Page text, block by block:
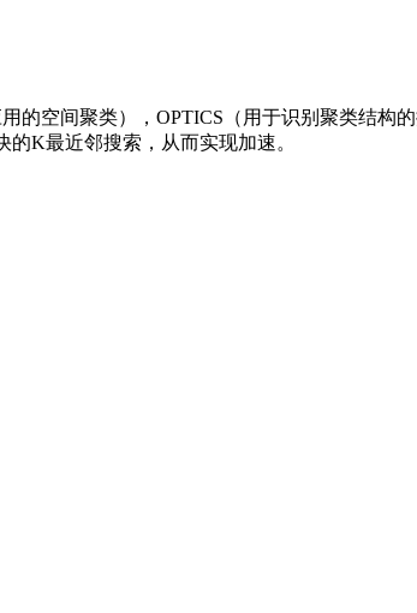
的空间聚类），OPTICS（用于识别聚类结构
K最近邻搜索，从而实现加速。